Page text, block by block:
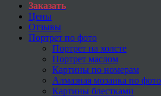
Заказать
Цены
Отзывы
Портрет по фото
Портрет на холсте
Портрет маслом
Картины по номерам
Алмазная мозаика по фото
Картины блестками